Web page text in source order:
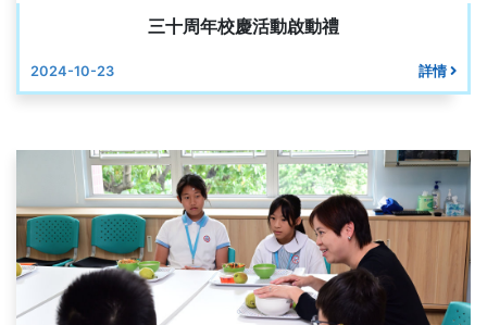
三十周年校慶活動啟動禮
2024-10-23 詳情